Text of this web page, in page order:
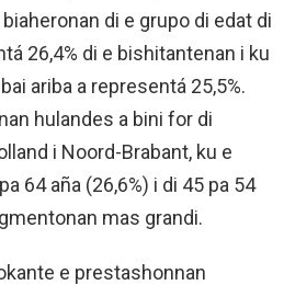
di e grupo di edat di
26,4% di e bishitantenan i ku
ariba a representá 25,5%.
hulandes a bini for di
i Noord-Brabant, ku e
64 aña (26,6%) i di 45 pa 54
mas grandi.
e prestashonnan